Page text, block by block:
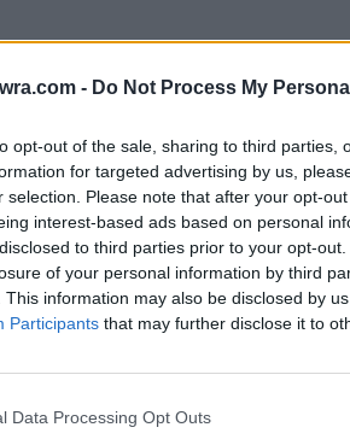
- Do Not Process My
opt-out of the sale, sharing to third parties,
for targeted advertising by us,
selection. Please note that after your opt-
interest-based ads based on personal
to third parties prior to your opt-
of your personal information by third
This information may also be disclosed by
Participants that may further disclose it to
Data Processing Opt Outs
στον άνισο αλλά τελικά